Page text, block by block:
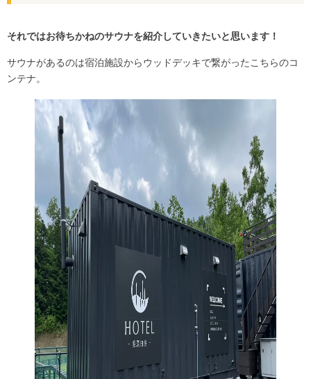
それではお待ちかねのサウナを紹介していきたいと思います！
サウナがあるのは宿泊施設からウッドデッキで繋がったこちらのコ
ンテナ。